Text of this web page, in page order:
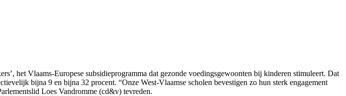
het Vlaams-Europese subsidieprogramma dat gezonde voedingsgewoonten bij kinderen stimuleert. Dat
bijna 9 en bijna 32 procent. “Onze West-Vlaamse scholen bevestigen zo hun sterk engagement
Loes Vandromme (cd&v) tevreden.